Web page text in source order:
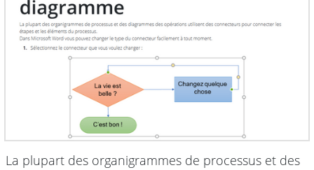
La plupart des organigrammes de processus et des